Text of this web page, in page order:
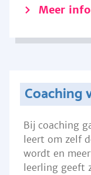
Meer
Coaching
Bij coaching
leert om zelf
wordt en
leerling geeft